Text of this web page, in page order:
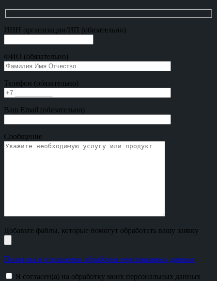
ИНН организации/ИП (обязательно)
ФИО (обязательно)
Телефон (обязательно)
Ваш Email (обязательно)
Сообщение
Добавьте файлы, которые помогут обработать вашу заявку
Политика в отношении обработки персональных данных
Я согласен(а) на обработку моих персональных данных